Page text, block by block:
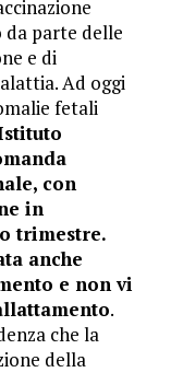
da parte delle
e di
Ad oggi
fetali
con
in
trimestre.
anche
e non vi
.
che la
della